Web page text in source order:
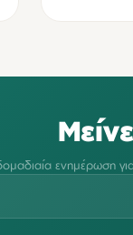
ενημέρωση